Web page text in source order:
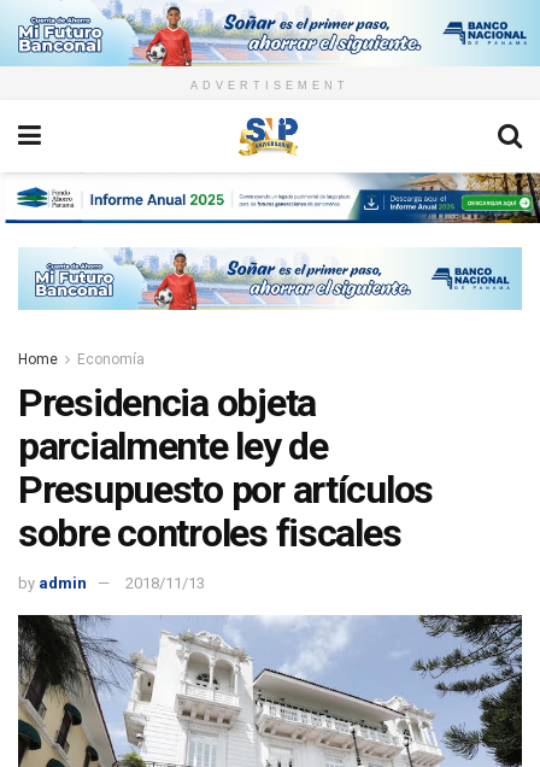
ADVERTISEMENT
Home Economía
Presidencia objeta
parcialmente ley de
Presupuesto por artículos
sobre controles fiscales
by admin 2018/11/13